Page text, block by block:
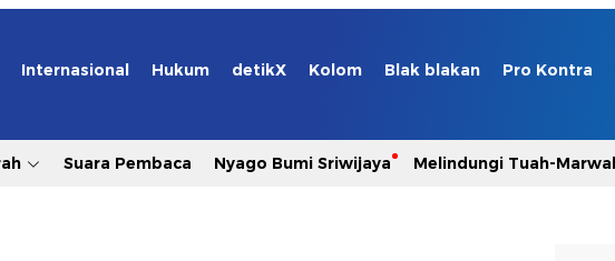
Internasional Hukum detikX Kolom Blak blakan Pro Kontra
Suara Pembaca Nyago Bumi Sriwijaya Melindungi Tuah-